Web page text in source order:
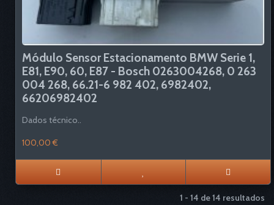
Módulo Sensor Estacionamento BMW Serie 1,
E81, E90, 60, E87 - Bosch 0263004268, 0 263
004 268, 66.21-6 982 402, 6982402,
66206982402
Dados técnico..
100,00 €
1 - 14 de 14 resultados